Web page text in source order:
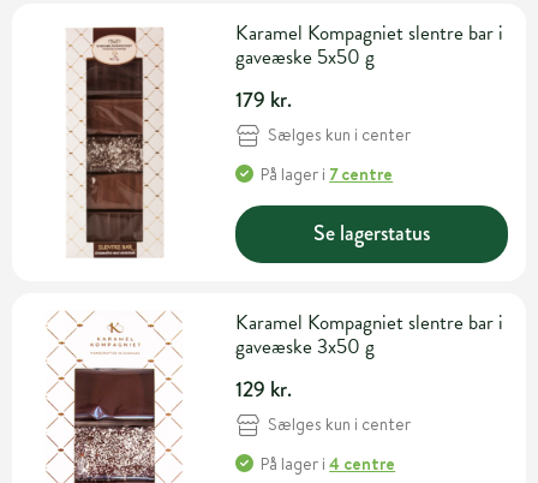
Karamel Kompagniet slentre bar i
gaveæske 5x50 g
179 kr.
Sælges kun i center
På lager i 7 centre
Se lagerstatus
Karamel Kompagniet slentre bar i
gaveæske 3x50 g
129 kr.
Sælges kun i center
På lager i4 centre